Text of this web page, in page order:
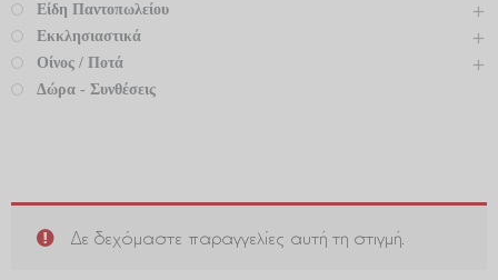
Είδη Παντοπωλείου
Εκκλησιαστικά
Οίνος / Ποτά
Δώρα - Συνθέσεις
Δε δεχόμαστε παραγγελίες αυτή τη στιγμή.